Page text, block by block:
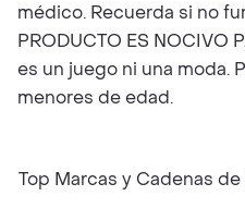
médico. Recuerda si no
PRODUCTO ES NOCIVO
es un juego ni una moda.
menores de edad.
Top Marcas y Cadenas